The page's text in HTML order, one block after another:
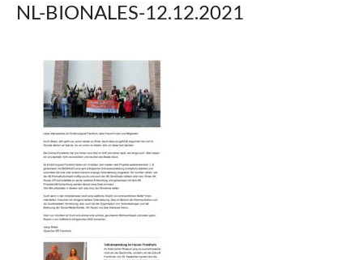
NL-BIONALES-12.12.2021